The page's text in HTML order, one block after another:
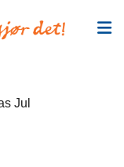
Jul